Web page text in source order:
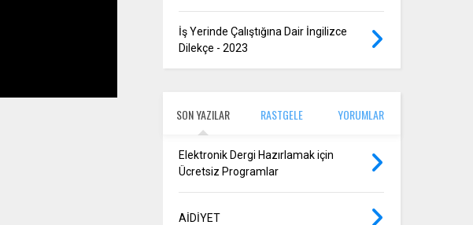
İş Yerinde Çalıştığına Dair İngilizce
Dilekçe - 2023
SON YAZILAR RASTGELE YORUMLAR
Elektronik Dergi Hazırlamak için
Ücretsiz Programlar
AİDİYET